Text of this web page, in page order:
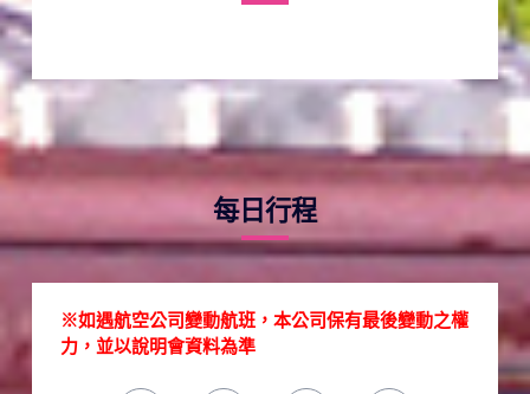
每日行程
※如遇航空公司變動航班，本公司保有最後變動之權
力，並以說明會資料為準